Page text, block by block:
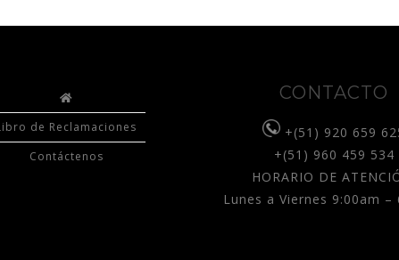
de Reclamaciones
Contáctenos
CONTACTO
+(51) 920 659
+(51) 960 459 534
HORARIO DE
Lunes a Viernes 9:00am –